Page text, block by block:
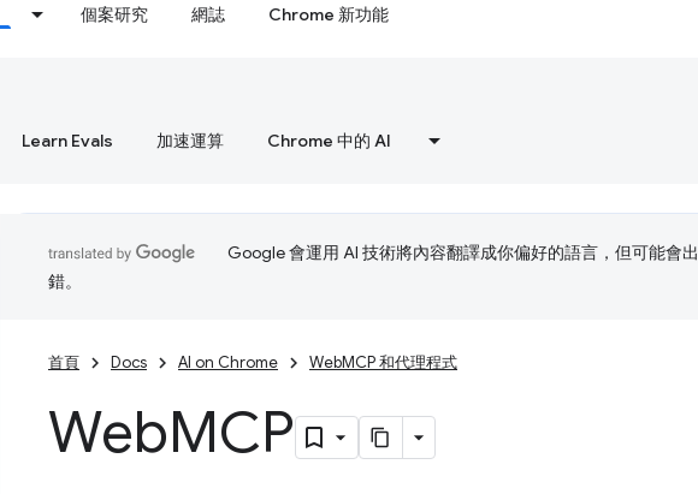
個案研究 網誌 Chrome 新功能
Learn Evals 加速運算 Chrome 中的 AI
Google 會運用 AI 技術將內容翻譯成你偏好的語言，但可能會出
錯。
首頁 Docs AI on Chrome WebMCP 和代理程式
WebMCP